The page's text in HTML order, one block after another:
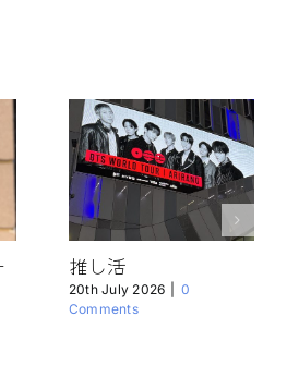
推し活
20th July 2026
0
Comments